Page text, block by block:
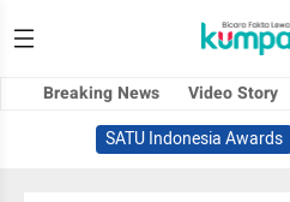
Breaking News Video Story
SATU Indonesia Awards